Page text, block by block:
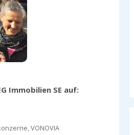
Immobilien SE auf:
,VONOVIA